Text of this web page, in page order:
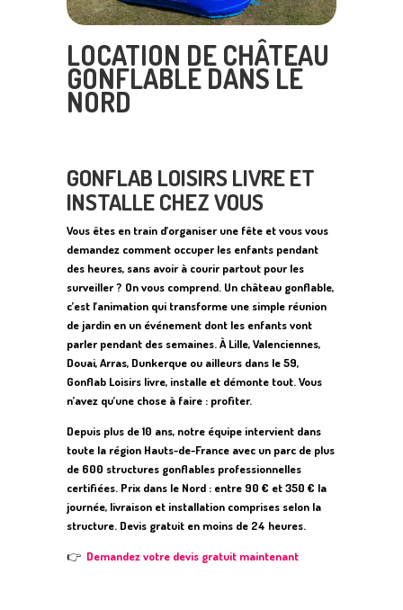
LOCATION DE CHÂTEAU
GONFLABLE DANS LE
NORD
GONFLAB LOISIRS LIVRE ET
INSTALLE CHEZ VOUS
Vous êtes en train d’organiser une fête et vous vous
demandez comment occuper les enfants pendant
des heures, sans avoir à courir partout pour les
surveiller ? On vous comprend. Un château gonflable,
c’est l’animation qui transforme une simple réunion
de jardin en un événement dont les enfants vont
parler pendant des semaines. À Lille, Valenciennes,
Douai, Arras, Dunkerque ou ailleurs dans le 59,
Gonflab Loisirs livre, installe et démonte tout. Vous
n’avez qu’une chose à faire : profiter.
Depuis plus de 10 ans, notre équipe intervient dans
toute la région Hauts-de-France avec un parc de plus
de 600 structures gonflables professionnelles
certifiées. Prix dans le Nord : entre 90 € et 350 € la
journée, livraison et installation comprises selon la
structure. Devis gratuit en moins de 24 heures.
👉 Demandez votre devis gratuit maintenant